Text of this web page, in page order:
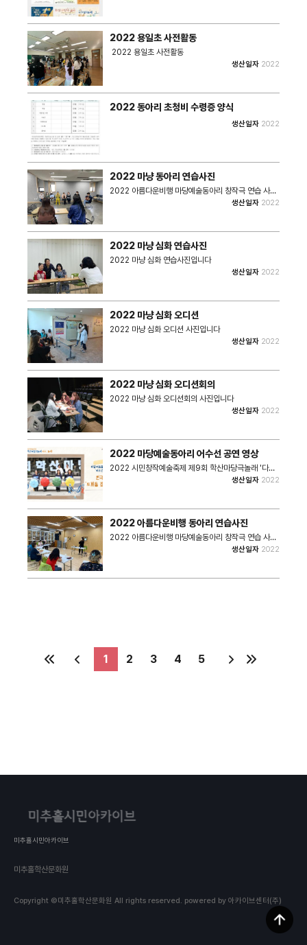
2022 용일초 사전활동
2022 용일초 사전활동
생산일자 2022
2022 동아리 초청비 수령증 양식
생산일자 2022
2022 마냥 동아리 연습사진
2022 아름다운비행 마당예술동아리 창작극 연습 사진
이다. -작품명 : 시각장애인 생활백서 -장 르 : 연극 -
유쾌하게 풀어낸 연극 -강사 오지나 -출연 박신영, 강귀
화, 김명원, 김월랑, 김한국, 박양현, 박정규, 배명식, 이
혜경, 정유순 • 촬영장소 : 미추홀학산문화원 • 촬영일
시 : 2022년 • 사진크기 : 4032x3024 • 사진장수
생산일자 2022
2022 마냥 심화 연습사진
2022 마냥 심화 연습사진입니다
생산일자 2022
2022 마냥 심화 오디션
2022 마냥 심화 오디션 사진입니다
생산일자 2022
2022 마냥 심화 오디션회의
2022 마냥 심화 오디션회의 사진입니다
생산일자 2022
2022 마당예술동아리 어수선 공연 영상
2022 시민창작예술축제 제9회 학산마당극놀래 '다시,
놀래' 2022 어수선 마당예술동아리 공동창작 작품 영
품명 : 도화동 갤러리 -장 르 : 연극 -소 개 : 곧 사라
질 우리네 집. 우리네 삶터 도화동. 마을에 터를 잡고 살
아가는 사람들에게 집이란 어떤 의미인가? 사라져가는
집들이 들려주는 이야기를 담은 연극 -강사 오지나 -출
연 조현경, 김명순, 김성형, 김태은, 김행화, 조형란, 황
생산일자 2022
2022 아름다운비행 동아리 연습사진
2022 아름다운비행 마당예술동아리 창작극 연습 사진
이다. -작품명 : 인천살이 -장 르 : 음악극 -소 개 :
극 -강사 김은미 -출연 찬주, 박상용, 박종현, 박지연, 오
생산일자 2022
1 2 3 4 5
미추홀시민아카이브
미추홀학산문화원
Copyright ©미추홀학산문화원 All rights reserved. powered by 아카이브센터(주)